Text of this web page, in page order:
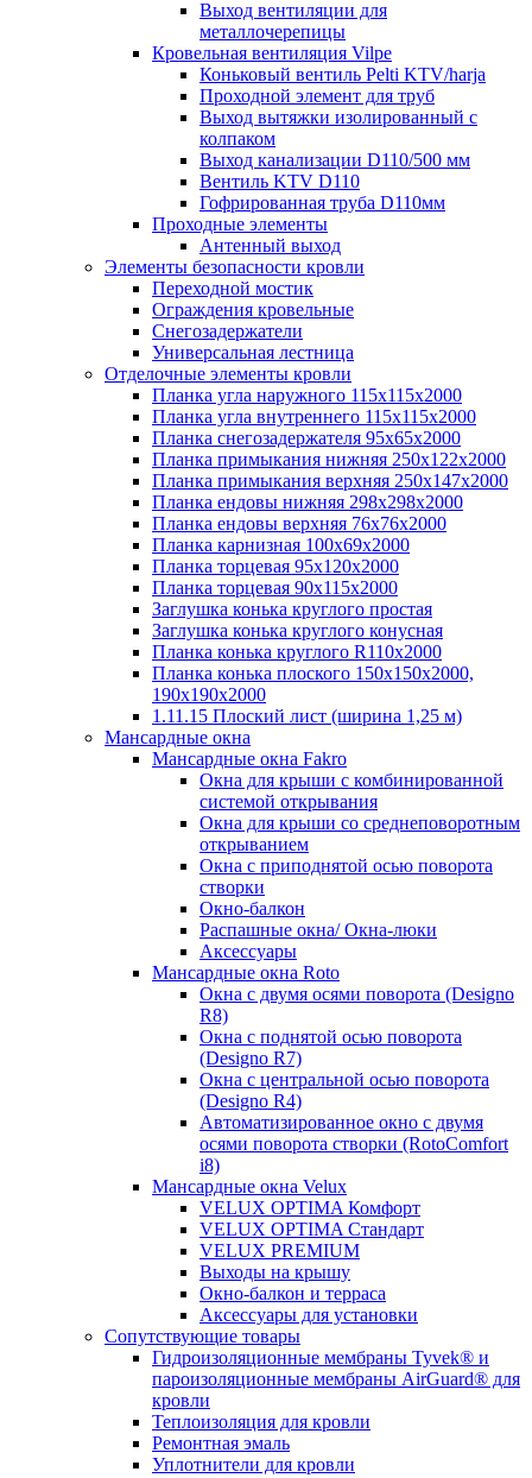
Выход вентиляции для
металлочерепицы
Кровельная вентиляция Vilpe
Коньковый вентиль Pelti KTV/harja
Проходной элемент для труб
Выход вытяжки изолированный с
колпаком
Выход канализации D110/500 мм
Вентиль KTV D110
Гофрированная труба D110мм
Проходные элементы
Антенный выход
Элементы безопасности кровли
Переходной мостик
Ограждения кровельные
Снегозадержатели
Универсальная лестница
Отделочные элементы кровли
Планка угла наружного 115х115х2000
Планка угла внутреннего 115х115х2000
Планка снегозадержателя 95х65х2000
Планка примыкания нижняя 250х122х2000
Планка примыкания верхняя 250х147х2000
Планка ендовы нижняя 298х298х2000
Планка ендовы верхняя 76х76х2000
Планка карнизная 100х69х2000
Планка торцевая 95х120х2000
Планка торцевая 90х115х2000
Заглушка конька круглого простая
Заглушка конька круглого конусная
Планка конька круглого R110x2000
Планка конька плоского 150х150х2000,
190х190х2000
1.11.15 Плоский лист (ширина 1,25 м)
Мансардные окна
Мансардные окна Fakro
Окна для крыши с комбинированной
системой открывания
Окна для крыши со среднеповоротным
открыванием
Окна с приподнятой осью поворота
створки
Окно-балкон
Распашные окна/ Окна-люки
Аксессуары
Мансардные окна Roto
Окна с двумя осями поворота (Designo
R8)
Окна с поднятой осью поворота
(Designo R7)
Окна с центральной осью поворота
(Designo R4)
Автоматизированное окно с двумя
осями поворота створки (RotoComfort
i8)
Мансардные окна Velux
VELUX OPTIMA Комфорт
VELUX OPTIMA Стандарт
VELUX PREMIUM
Выходы на крышу
Окно-балкон и терраса
Аксессуары для установки
Сопутствующие товары
Гидроизоляционные мембраны Tyvek® и
пароизоляционные мембраны AirGuard® для
кровли
Теплоизоляция для кровли
Ремонтная эмаль
Уплотнители для кровли